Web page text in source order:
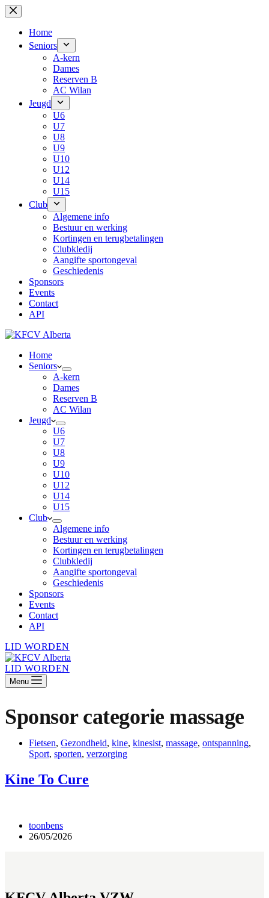
Skip
to
contentHome
Seniors
A-kern
Dames
Reserven B
AC Wilan
Jeugd
U6
U7
U8
U9
U10
U12
U14
U15
Club
Algemene info
Bestuur en werking
Kortingen en terugbetalingen
Clubkledij
Aangifte sportongeval
Geschiedenis
Sponsors
Events
Contact
API
Home
Seniors
A-kern
Dames
Reserven B
AC Wilan
Jeugd
U6
U7
U8
U9
U10
U12
U14
U15
Club
Algemene info
Bestuur en werking
Kortingen en terugbetalingen
Clubkledij
Aangifte sportongeval
Geschiedenis
Sponsors
Events
Contact
API
LID WORDEN
LID WORDEN
Menu
Sponsor categorie massage
Fietsen, Gezondheid, kine, kinesist, massage, ontspanning,
Sport, sporten, verzorging
Kine To Cure
toonbens
26/05/2026